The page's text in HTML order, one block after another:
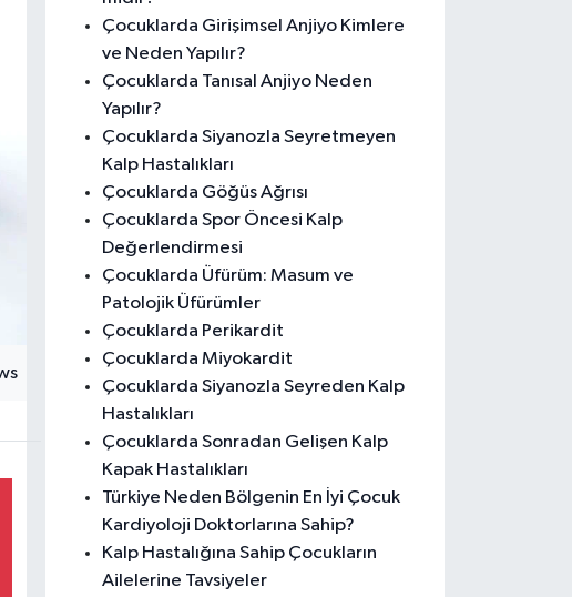
Çocuklarda Girişimsel Anjiyo Kimlere
ve Neden Yapılır?
Çocuklarda Tanısal Anjiyo Neden
Yapılır?
Çocuklarda Siyanozla Seyretmeyen
Kalp Hastalıkları
Çocuklarda Göğüs Ağrısı
Çocuklarda Spor Öncesi Kalp
Değerlendirmesi
Çocuklarda Üfürüm: Masum ve
Patolojik Üfürümler
Çocuklarda Perikardit
Çocuklarda Miyokardit
Çocuklarda Siyanozla Seyreden Kalp
Hastalıkları
Çocuklarda Sonradan Gelişen Kalp
Kapak Hastalıkları
Türkiye Neden Bölgenin En İyi Çocuk
Kardiyoloji Doktorlarına Sahip?
Kalp Hastalığına Sahip Çocukların
Ailelerine Tavsiyeler